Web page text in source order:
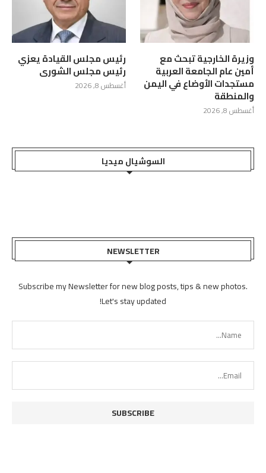
وزيرة الخارجية تبحث مع
أمين عام الجامعة العربية
مستجدات الأوضاع في اليمن
والمنطقة
أغسطس 8, 2026
رئيس مجلس القيادة يعزي
رئيس مجلس الشورى
أغسطس 8, 2026
السوشيال ميديا
NEWSLETTER
Subscribe my Newsletter for new blog posts, tips & new photos.
Let's stay updated!